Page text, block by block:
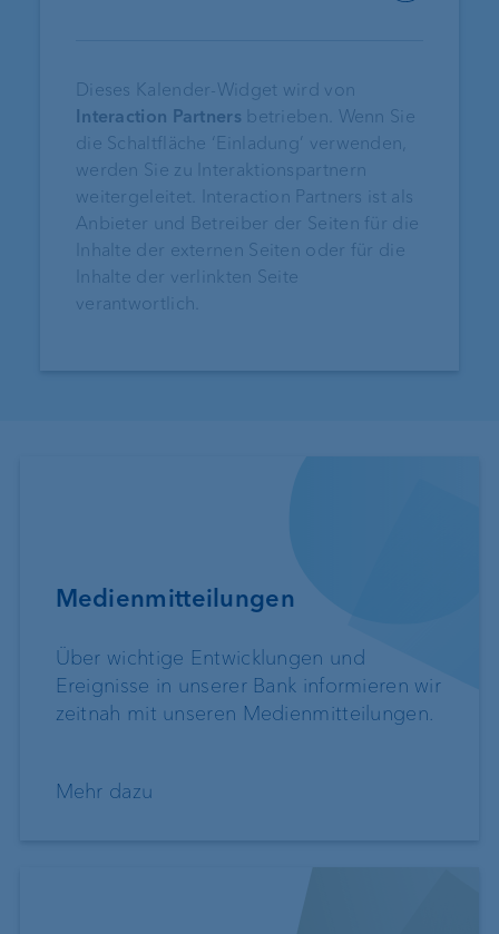
Dieses Kalender-Widget wird von
Interaction Partners betrieben. Wenn Sie
die Schaltfläche ‘Einladung’ verwenden,
werden Sie zu Interaktionspartnern
weitergeleitet. Interaction Partners ist als
Anbieter und Betreiber der Seiten für die
Inhalte der externen Seiten oder für die
Inhalte der verlinkten Seite
verantwortlich.
Medienmitteilungen
Über wichtige Entwicklungen und
Ereignisse in unserer Bank informieren wir
zeitnah mit unseren Medienmitteilungen.
Mehr dazu